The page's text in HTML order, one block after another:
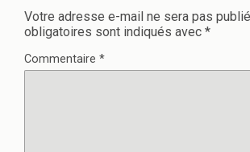
Votre adresse e-mail ne sera pas
obligatoires sont indiqués avec *
Commentaire *